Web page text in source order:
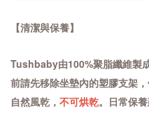
【清潔與保養】
Tushbaby由100%聚脂纖維製
前請先移除坐墊內的塑膠支架
自然風乾， 不可烘乾。日常保